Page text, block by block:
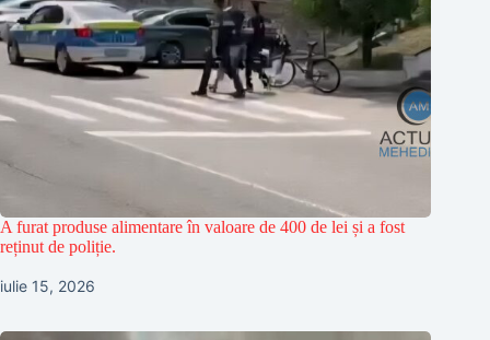
A furat produse alimentare în valoare de 400 de lei și a fost
reținut de poliție.
iulie 15, 2026